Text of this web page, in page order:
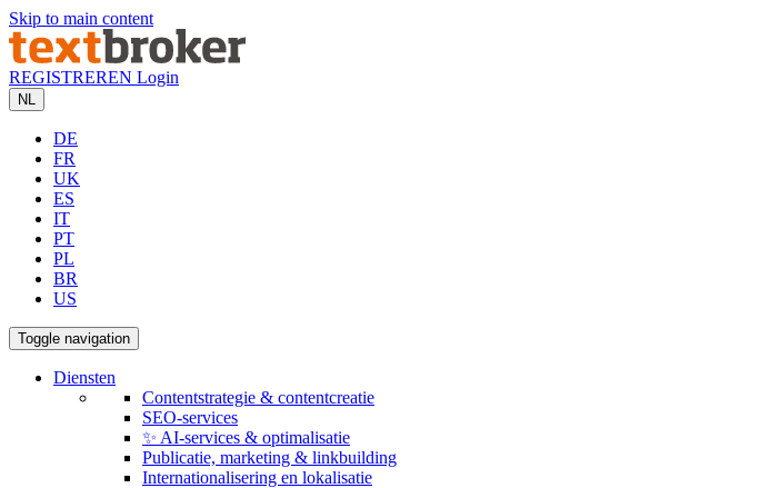
Skip to main content
REGISTREREN Login
NL
DE
FR
UK
ES
IT
PT
PL
BR
US
Toggle navigation
Diensten
Contentstrategie & contentcreatie
SEO-services
✨ AI-services & optimalisatie
Publicatie, marketing & linkbuilding
Internationalisering en lokalisatie